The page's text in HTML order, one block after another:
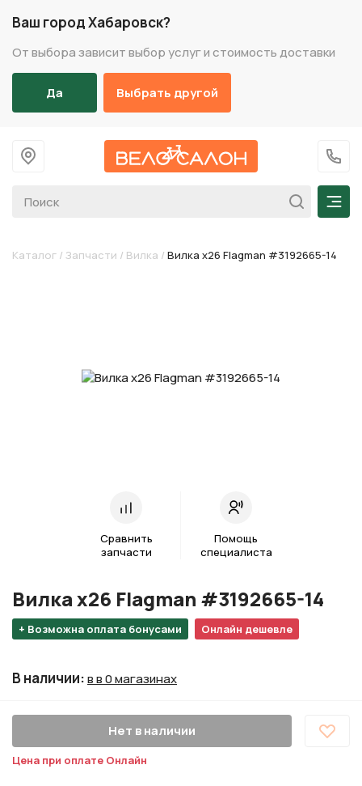
Ваш город Хабаровск?
От выбора зависит выбор услуг и стоимость доставки
Да Выбрать другой
На главную
+7
Каталог / Запчасти / Вилка / Вилка х26 Flagman #3192665-14
Сравнить
запчасти
Помощь
специалиста
+ Возможна оплата бонусами Онлайн дешевле
Вилка х26 Flagman #3192665-14
В наличии:в в 0 магазинах
Нет в наличии
Цена при оплате Онлайн